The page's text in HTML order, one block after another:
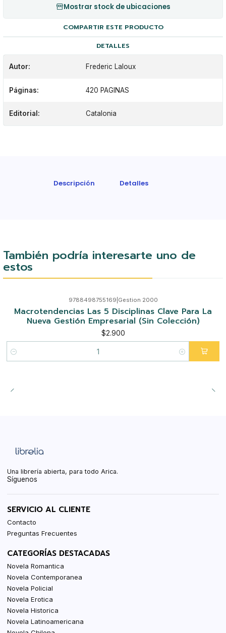
Mostrar stock de ubicaciones
COMPARTIR ESTE PRODUCTO
DETALLES
Autor: Frederic Laloux
Páginas: 420 PAGINAS
Editorial: Catalonia
Descripción Detalles
También podría interesarte uno de
estos
9788498755169 Gestion 2000
Macrotendencias Las 5 Disciplinas Clave Para La
Nueva Gestión Empresarial (Sin Colección)
$2.900
Cantidad
Una librería abierta, para todo Arica.
Síguenos
SERVICIO AL CLIENTE
Contacto
Preguntas Frecuentes
CATEGORÍAS DESTACADAS
Novela Romantica
Novela Contemporanea
Novela Policial
Novela Erotica
Novela Historica
Novela Latinoamericana